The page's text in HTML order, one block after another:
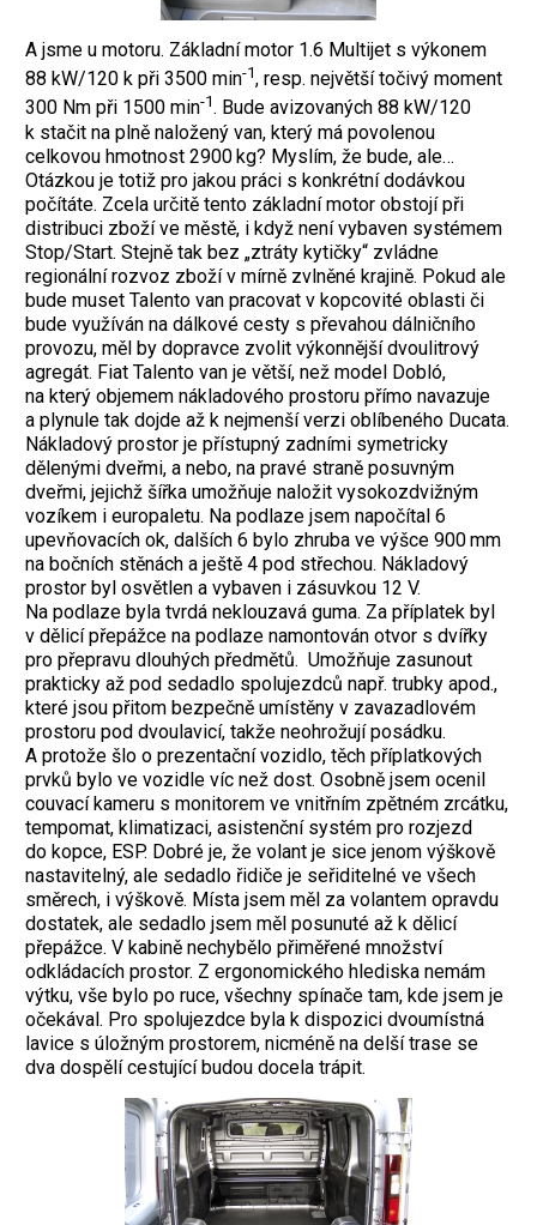
A jsme u motoru. Základní motor 1.6 Multijet s výkonem
88 kW/120 k při 3500 min-1, resp. největší točivý moment
300 Nm při 1500 min-1. Bude avizovaných 88 kW/120
k stačit na plně naložený van, který má povolenou
celkovou hmotnost 2900 kg? Myslím, že bude, ale…
Otázkou je totiž pro jakou práci s konkrétní dodávkou
počítáte. Zcela určitě tento základní motor obstojí při
distribuci zboží ve městě, i když není vybaven systémem
Stop/Start. Stejně tak bez „ztráty kytičky“ zvládne
regionální rozvoz zboží v mírně zvlněné krajině. Pokud ale
bude muset Talento van pracovat v kopcovité oblasti či
bude využíván na dálkové cesty s převahou dálničního
provozu, měl by dopravce zvolit výkonnější dvoulitrový
agregát. Fiat Talento van je větší, než model Dobló,
na který objemem nákladového prostoru přímo navazuje
a plynule tak dojde až k nejmenší verzi oblíbeného Ducata.
Nákladový prostor je přístupný zadními symetricky
dělenými dveřmi, a nebo, na pravé straně posuvným
dveřmi, jejichž šířka umožňuje naložit vysokozdvižným
vozíkem i europaletu. Na podlaze jsem napočítal 6
upevňovacích ok, dalších 6 bylo zhruba ve výšce 900 mm
na bočních stěnách a ještě 4 pod střechou. Nákladový
prostor byl osvětlen a vybaven i zásuvkou 12 V.
Na podlaze byla tvrdá neklouzavá guma. Za příplatek byl
v dělicí přepážce na podlaze namontován otvor s dvířky
pro přepravu dlouhých předmětů. Umožňuje zasunout
prakticky až pod sedadlo spolujezdců např. trubky apod.,
které jsou přitom bezpečně umístěny v zavazadlovém
prostoru pod dvoulavicí, takže neohrožují posádku.
A protože šlo o prezentační vozidlo, těch příplatkových
prvků bylo ve vozidle víc než dost. Osobně jsem ocenil
couvací kameru s monitorem ve vnitřním zpětném zrcátku,
tempomat, klimatizaci, asistenční systém pro rozjezd
do kopce, ESP. Dobré je, že volant je sice jenom výškově
nastavitelný, ale sedadlo řidiče je seřiditelné ve všech
směrech, i výškově. Místa jsem měl za volantem opravdu
dostatek, ale sedadlo jsem měl posunuté až k dělicí
přepážce. V kabině nechybělo přiměřené množství
odkládacích prostor. Z ergonomického hlediska nemám
výtku, vše bylo po ruce, všechny spínače tam, kde jsem je
očekával. Pro spolujezdce byla k dispozici dvoumístná
lavice s úložným prostorem, nicméně na delší trase se
dva dospělí cestující budou docela trápit.